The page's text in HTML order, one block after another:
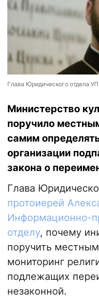
Глава Юридического отдела
Министерство
поручило
самим
организации
закона о
Глава
протоиерей
Информационно-
отделу, почему
поручить
мониторинг
подлежащих
незаконной.